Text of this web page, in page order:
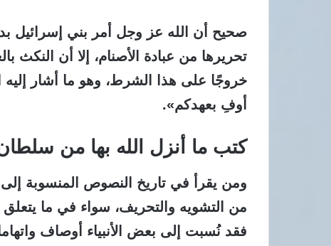
صحيح أن الله عز وجل أمر بني إسرائيل
تحريرها من عبادة الأصنام، إلا أن النكث
خروجًا على هذا الشرط، وهو ما أشار إليه
أوفِ بعهدكم».
كتب ما أنزل الله بها من
ومن يقرأ في تاريخ النصوص المنسوبة
من التشويه والتحريف، سواء في ما يتعلق
فقد نُسبت إلى بعض الأنبياء أوصاف